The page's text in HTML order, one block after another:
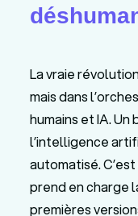
La vraie
mais dans
humains et IA.
l’intelligence
automatisé. C’est
prend en charge
premières